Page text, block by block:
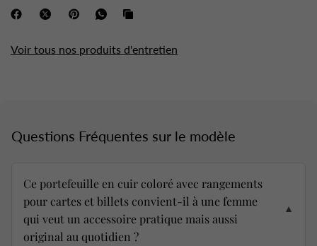
Voir tous nos produits d'entretien
Questions Fréquentes sur le modèle
Ce portefeuille en cuir coloré avec rangements
pour cartes et billets convient-il à une femme
qui veut un accessoire pratique mais aussi
original au quotidien ?
▼